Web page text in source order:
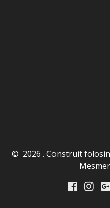
© 2026 . Construit